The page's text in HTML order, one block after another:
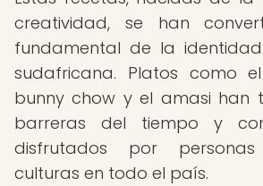
creatividad, se han
fundamental de la
sudafricana. Platos como
bunny chow y el amasi han
barreras del tiempo y
disfrutados por
culturas en todo el país.